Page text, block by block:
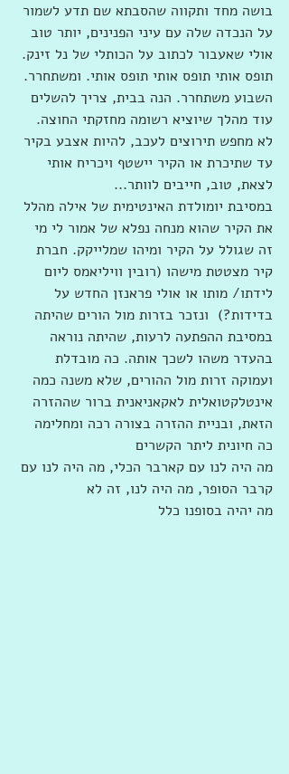
בושה מחד ותקווה שהסבתא שם תדע לשמור
על הנכדה שלה עם עיני הפנינים, יותר טוב
אולי שאעבור לכתוב על הכותלי של נל זינק.
תופס אותי תופס אותי תופס אותי. ומשתחרר.
השבוע משתחרר. הנה בבית, צריך להשלים
עוד מהלך שיוציא רשומה מחזקתי החוצה.
לא מחפש תירוצים לעכב, להיות אצבע בקיר
עד שתיכרת או הקיר יישטף ויכריח אותי
לצאת, טוב, חייבים לוותר...
במסיבת יומולדת האינטימית של אילה מהלל
את הקיר שהוא מנחה נפלא של אמור לי מי
זה שגולל על הקיר ומיהו שמלייקק. חברת
קיר מצטטת מישהו (רובין וויליאמס ליום
לידתו/ מותו או אולי פראנזן החדש על
בדידות?)  ונזכר בזרות מול הורים שהיתה
במסיבת ההפתעה לרעות, שהיתה נוראה
בהעדר משהו לשכך אותה. כה מובדלת
ועמוקה זרות מול ההורים, שלא משנה כמה
אינטלקטואלית לאקאניאנית ברור שההזרה
הזאת, ובניית ההזרה בצורה רכה ומחלימה
כה חיונית ליתר הקשרים
מה היה לנו עם קארבר הכלי, מה היה לנו עם
קרבר הסופר, מה היה לנו, זה לא
מה יהיה בסופנו כלל